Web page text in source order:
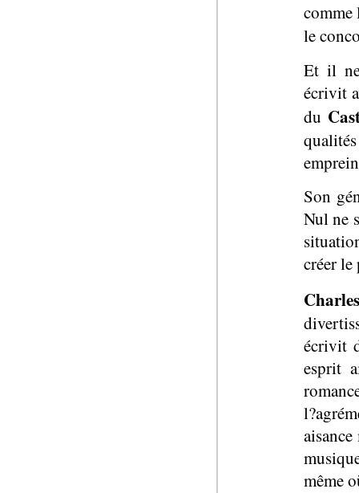
le
Et il
écrivit
du
Son
Nul ne
créer le
écrivit
esprit
même